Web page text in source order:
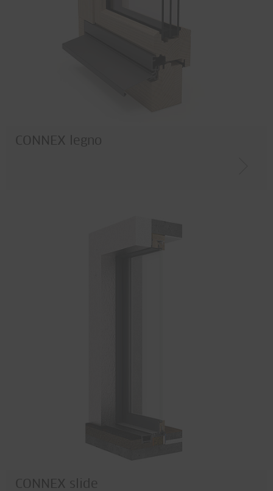
CONNEX legno
CONNEX slide